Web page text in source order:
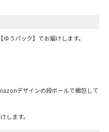
うパック】でお届けします。
デザインの段ボールで梱包して
します。